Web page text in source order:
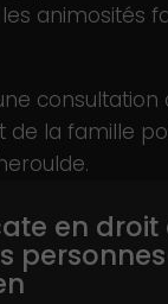
animosités
consultation
de la famille
en